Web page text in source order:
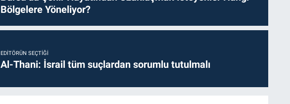
Bölgelere Yöneliyor?
EDITÖRÜN SEÇTIĞI
Al-Thani: İsrail tüm suçlardan sorumlu tutulmalı